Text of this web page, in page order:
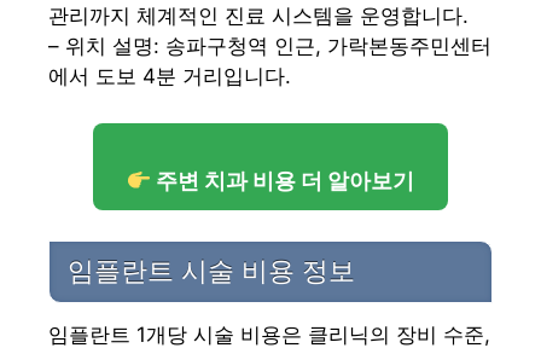
관리까지 체계적인 진료 시스템을 운영합니다.
– 위치 설명: 송파구청역 인근, 가락본동주민센터
에서 도보 4분 거리입니다.
주변 치과 비용 더 알아보기
임플란트 시술 비용 정보
임플란트 1개당 시술 비용은 클리닉의 장비 수준,